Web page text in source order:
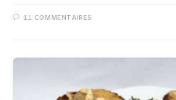
11 COMMENTAIRES